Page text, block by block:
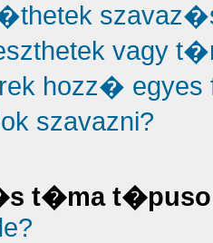
vagy
hozz� egyes
szavazni?
t�ma